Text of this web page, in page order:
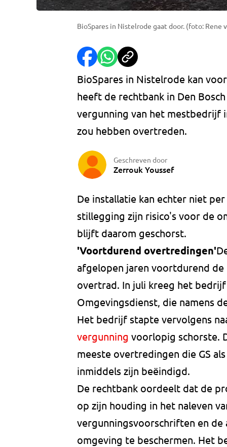
BioSpares in Nistelrode gaat door. (foto: Rene
BioSpares in Nistelrode kan
heeft de rechtbank in Den
vergunning van het mestbedrijf
zou hebben overtreden.
Geschreven door
Zerrouk Youssef
De installatie kan echter niet
stillegging zijn risico's voor de
blijft daarom geschorst.
'Voortdurend overtredingen'
afgelopen jaren voortdurend
overtrad. In juli kreeg het
Omgevingsdienst, die namens
Het bedrijf stapte vervolgens
vergunning voorlopig schorste.
meeste overtredingen die GS
inmiddels zijn beëindigd.
De rechtbank oordeelt dat de
op zijn houding in het naleven
vergunningsvoorschriften en de
omgeving te beschermen. Het